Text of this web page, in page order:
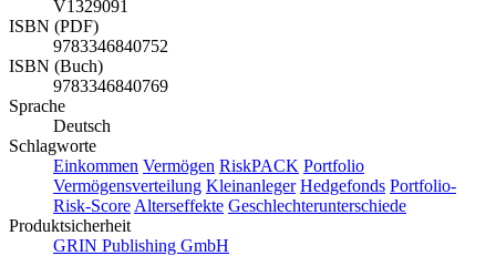
V1329091
ISBN (PDF)
9783346840752
ISBN (Buch)
9783346840769
Sprache
Deutsch
Schlagworte
Einkommen Vermögen RiskPACK Portfolio
Vermögensverteilung Kleinanleger Hedgefonds Portfolio-
Risk-Score Alterseffekte Geschlechterunterschiede
Produktsicherheit
GRIN Publishing GmbH